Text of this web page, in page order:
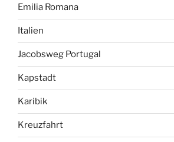
Emilia Romana
Italien
Jacobsweg Portugal
Kapstadt
Karibik
Kreuzfahrt